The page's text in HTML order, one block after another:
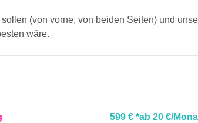
(von vorne, von beiden Seiten) und
wäre.
599 € *ab 20 €/